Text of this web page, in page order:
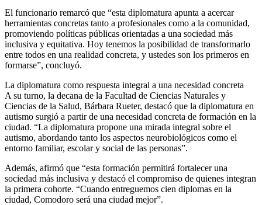
El funcionario remarcó que “esta diplomatura apunta a acercar
herramientas concretas tanto a profesionales como a la comunidad,
promoviendo políticas públicas orientadas a una sociedad más
inclusiva y equitativa. Hoy tenemos la posibilidad de transformarlo
entre todos en una realidad concreta, y ustedes son los primeros en
formarse”, concluyó.
La diplomatura como respuesta integral a una necesidad concreta
A su turno, la decana de la Facultad de Ciencias Naturales y
Ciencias de la Salud, Bárbara Rueter, destacó que la diplomatura en
autismo surgió a partir de una necesidad concreta de formación en la
ciudad. “La diplomatura propone una mirada integral sobre el
autismo, abordando tanto los aspectos neurobiológicos como el
entorno familiar, escolar y social de las personas”.
Además, afirmó que “esta formación permitirá fortalecer una
sociedad más inclusiva y destacó el compromiso de quienes integran
la primera cohorte. “Cuando entreguemos cien diplomas en la
ciudad, Comodoro será una ciudad mejor”.